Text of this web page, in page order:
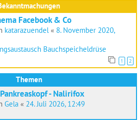
Facebook & Co
katarazuendel « 8. November 2020,
Bauchspeicheldrüse
1 2
Themen
- Nalirifox
Gela « 24. Juli 2026, 12:49